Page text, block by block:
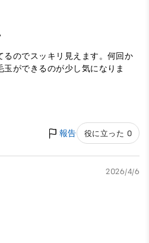
るのでスッキリ見えます。何回か
ができるのが少し気になりま
報告 役に立った 0
2026/4/6